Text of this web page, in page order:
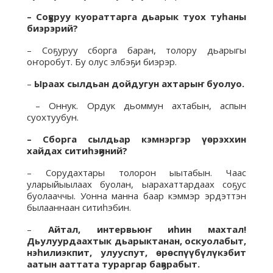
– Соҕуруу куораттарга дьарык туох туһаны
биэрэрий?
– Соҕуруу сборга баран, толору дьарыгы
оҥоробут. Бу олус элбэҕи биэрэр.
– Ыраах сылдьан дойдугун ахтарыҥ буолуо.
⁠– Оннук. Ордук дьоммун ахтабын, аспын
суохтуубун.
– Сборга сылдьар кэмнэргэр үөрэххин
хайдах ситиһэҕиний?
– Сорудахтары толорон ыытабын. ⁠Чаас
уларыйыылаах буолан, ыарахаттардаах соҕус
буолааччы. Уонна манна баар кэммэр эрдэттэн
былааннаан ситиһэбин.
– Айтал, интервьюҥ иһин махтал!
Дьулуурдаахтык дьарыктанан, оскуолабыт,
нэһилиэкпит, улууспут, өрөспүүбүлүкэбит
аатын ааттата тураргар баҕарабыт.